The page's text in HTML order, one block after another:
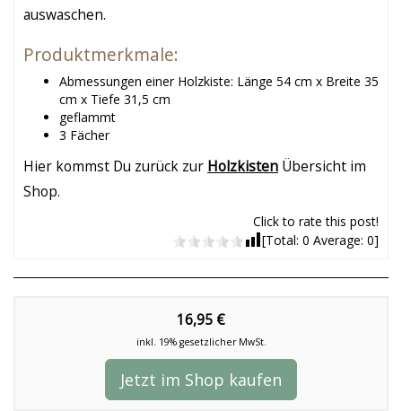
auswaschen.
Produktmerkmale:
Abmessungen einer Holzkiste: Länge 54 cm x Breite 35
cm x Tiefe 31,5 cm
geflammt
3 Fächer
Hier kommst Du zurück zur Holzkisten Übersicht im
Shop.
Click to rate this post!
[Total: 0 Average: 0]
16,95 €
inkl. 19% gesetzlicher MwSt.
Jetzt im Shop kaufen